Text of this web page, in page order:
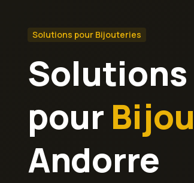
Solutions pour Bijouteries
pour
Andorre